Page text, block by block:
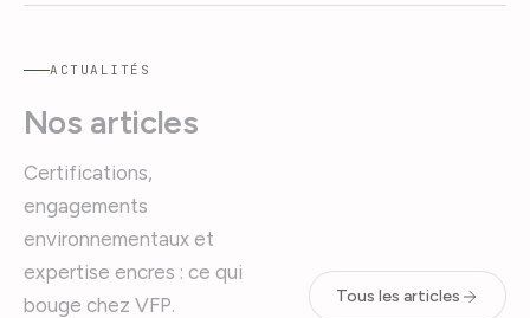
ACTUALITÉS
Nos articles
Certifications,
engagements
environnementaux et
expertise encres : ce qui
bouge chez VFP.
Tous les articles